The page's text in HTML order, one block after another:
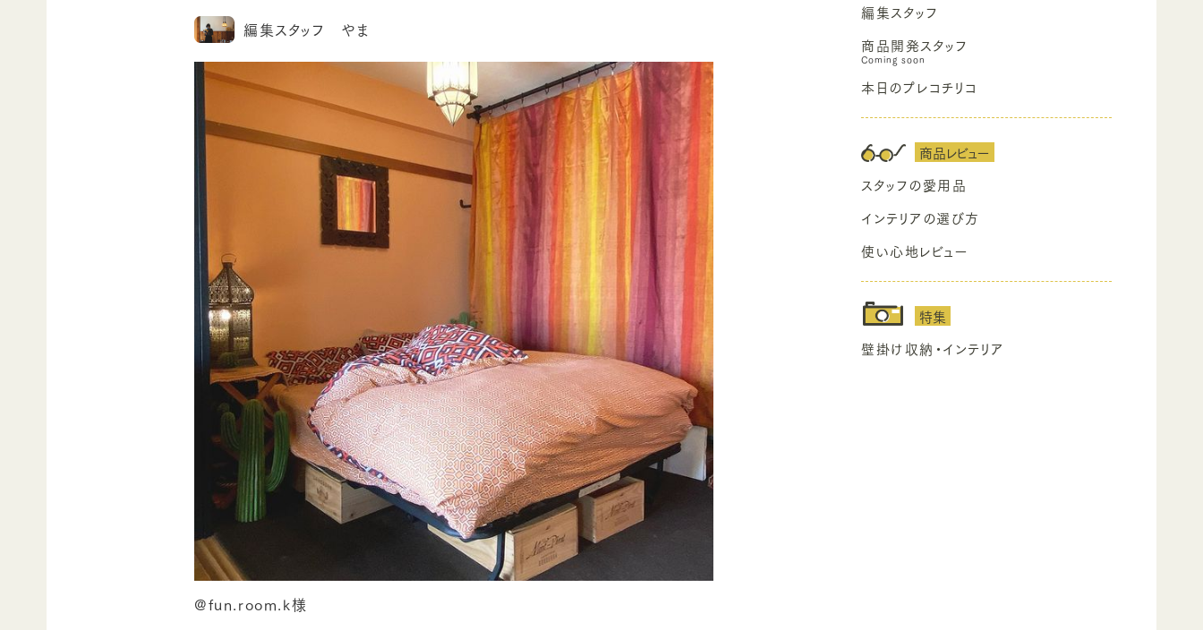
編集スタッフ やま
@fun.room.k様
編集スタッフ
商品開発スタッフ
本日のプレコチリコ
商品レビュー
スタッフの愛用品
インテリアの選び方
使い心地レビュー
特集
壁掛け収納・インテリア